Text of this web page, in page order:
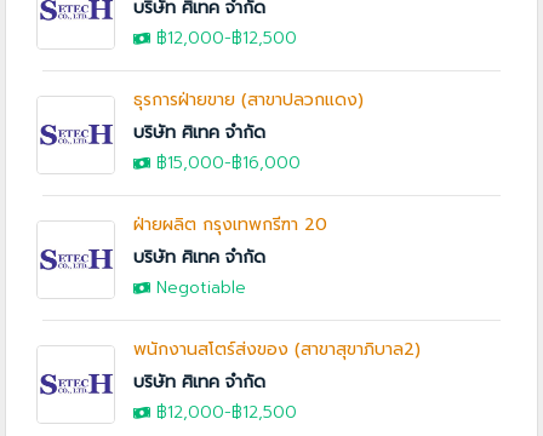
บริษัท ศิเทค จำกัด
฿12,000-฿12,500
ธุรการฝ่ายขาย (สาขาปลวกแดง)
บริษัท ศิเทค จำกัด
฿15,000-฿16,000
ฝ่ายผลิต กรุงเทพกรีฑา 20
บริษัท ศิเทค จำกัด
Negotiable
พนักงานสโตร์ส่งของ (สาขาสุขาภิบาล2)
บริษัท ศิเทค จำกัด
฿12,000-฿12,500